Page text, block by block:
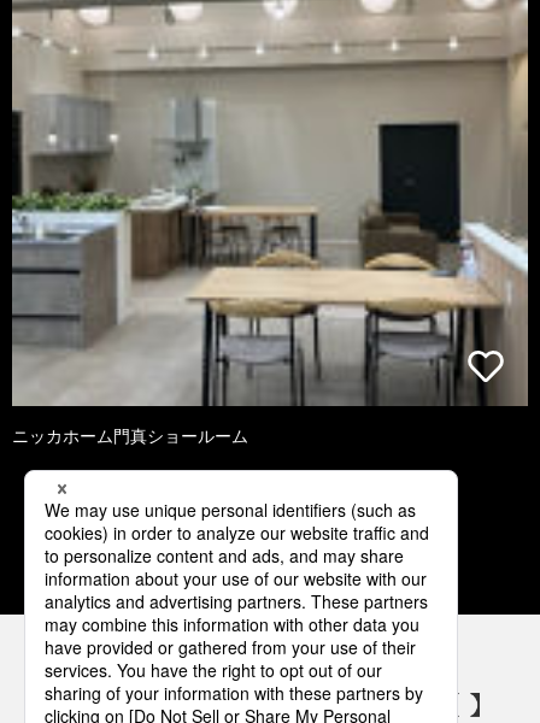
ニッカホーム門真ショールーム
1 2 3 4 5
パナソニックの電気設備 SNSアカウント